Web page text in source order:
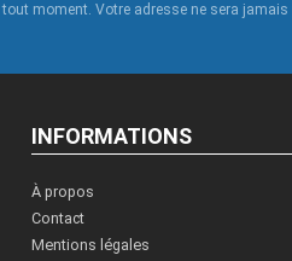
moment. Votre adresse ne sera jamais
INFORMATIONS
À propos
Contact
Mentions légales